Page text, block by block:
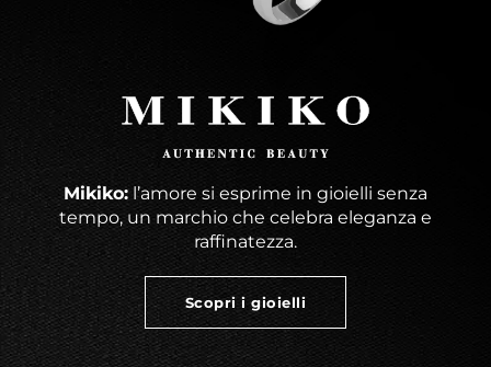
Mikiko: l’amore si esprime in gioielli senza
tempo, un marchio che celebra eleganza e
raffinatezza.
Scopri i gioielli